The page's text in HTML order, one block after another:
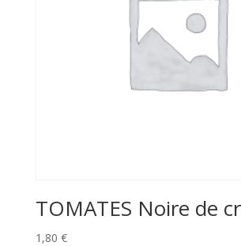
TOMATES Noire de
1,80 €